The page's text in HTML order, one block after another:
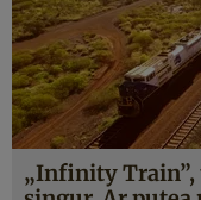
„Infinity Train”,